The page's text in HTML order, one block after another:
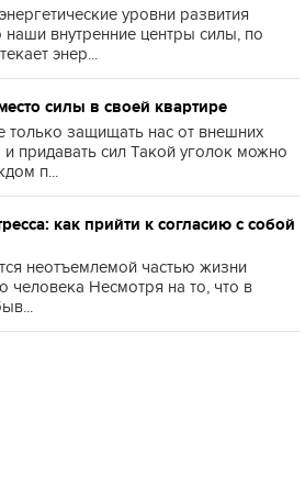
уровни развития
наши внутренние центры силы, по
энер...
силы в своей квартире
только защищать нас от внешних
придавать сил Такой уголок можно
п...
как прийти к согласию с собой
неотъемлемой частью жизни
человека Несмотря на то, что в